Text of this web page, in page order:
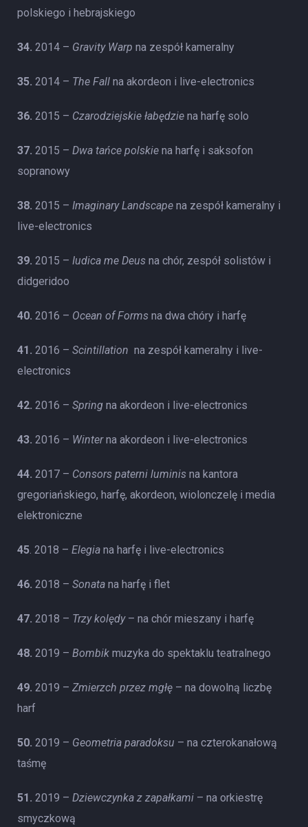
polskiego i hebrajskiego
34. 2014 – Gravity Warp na zespół kameralny
35. 2014 – The Fall na akordeon i live-electronics
36. 2015 – Czarodziejskie łabędzie na harfę solo
37. 2015 – Dwa tańce polskie na harfę i saksofon
sopranowy
38. 2015 – Imaginary Landscape na zespół kameralny i
live-electronics
39. 2015 – Iudica me Deus na chór, zespół solistów i
didgeridoo
40. 2016 – Ocean of Forms na dwa chóry i harfę
41. 2016 – Scintillation na zespół kameralny i live-
electronics
42. 2016 – Spring na akordeon i live-electronics
43. 2016 – Winterna akordeon i live-electronics
44. 2017 – Consors paterni luminis na kantora
gregoriańskiego, harfę, akordeon, wiolonczelę i media
elektroniczne
45. 2018 – Elegia na harfę i live-electronics
46. 2018 – Sonata na harfę i flet
47. 2018 – Trzy kolędy – na chór mieszany i harfę
48. 2019 – Bombik muzyka do spektaklu teatralnego
49. 2019 – Zmierzch przez mgłę – na dowolną liczbę
harf
50. 2019 – Geometria paradoksu – na czterokanałową
taśmę
51. 2019 – Dziewczynka z zapałkami – na orkiestrę
smyczkową